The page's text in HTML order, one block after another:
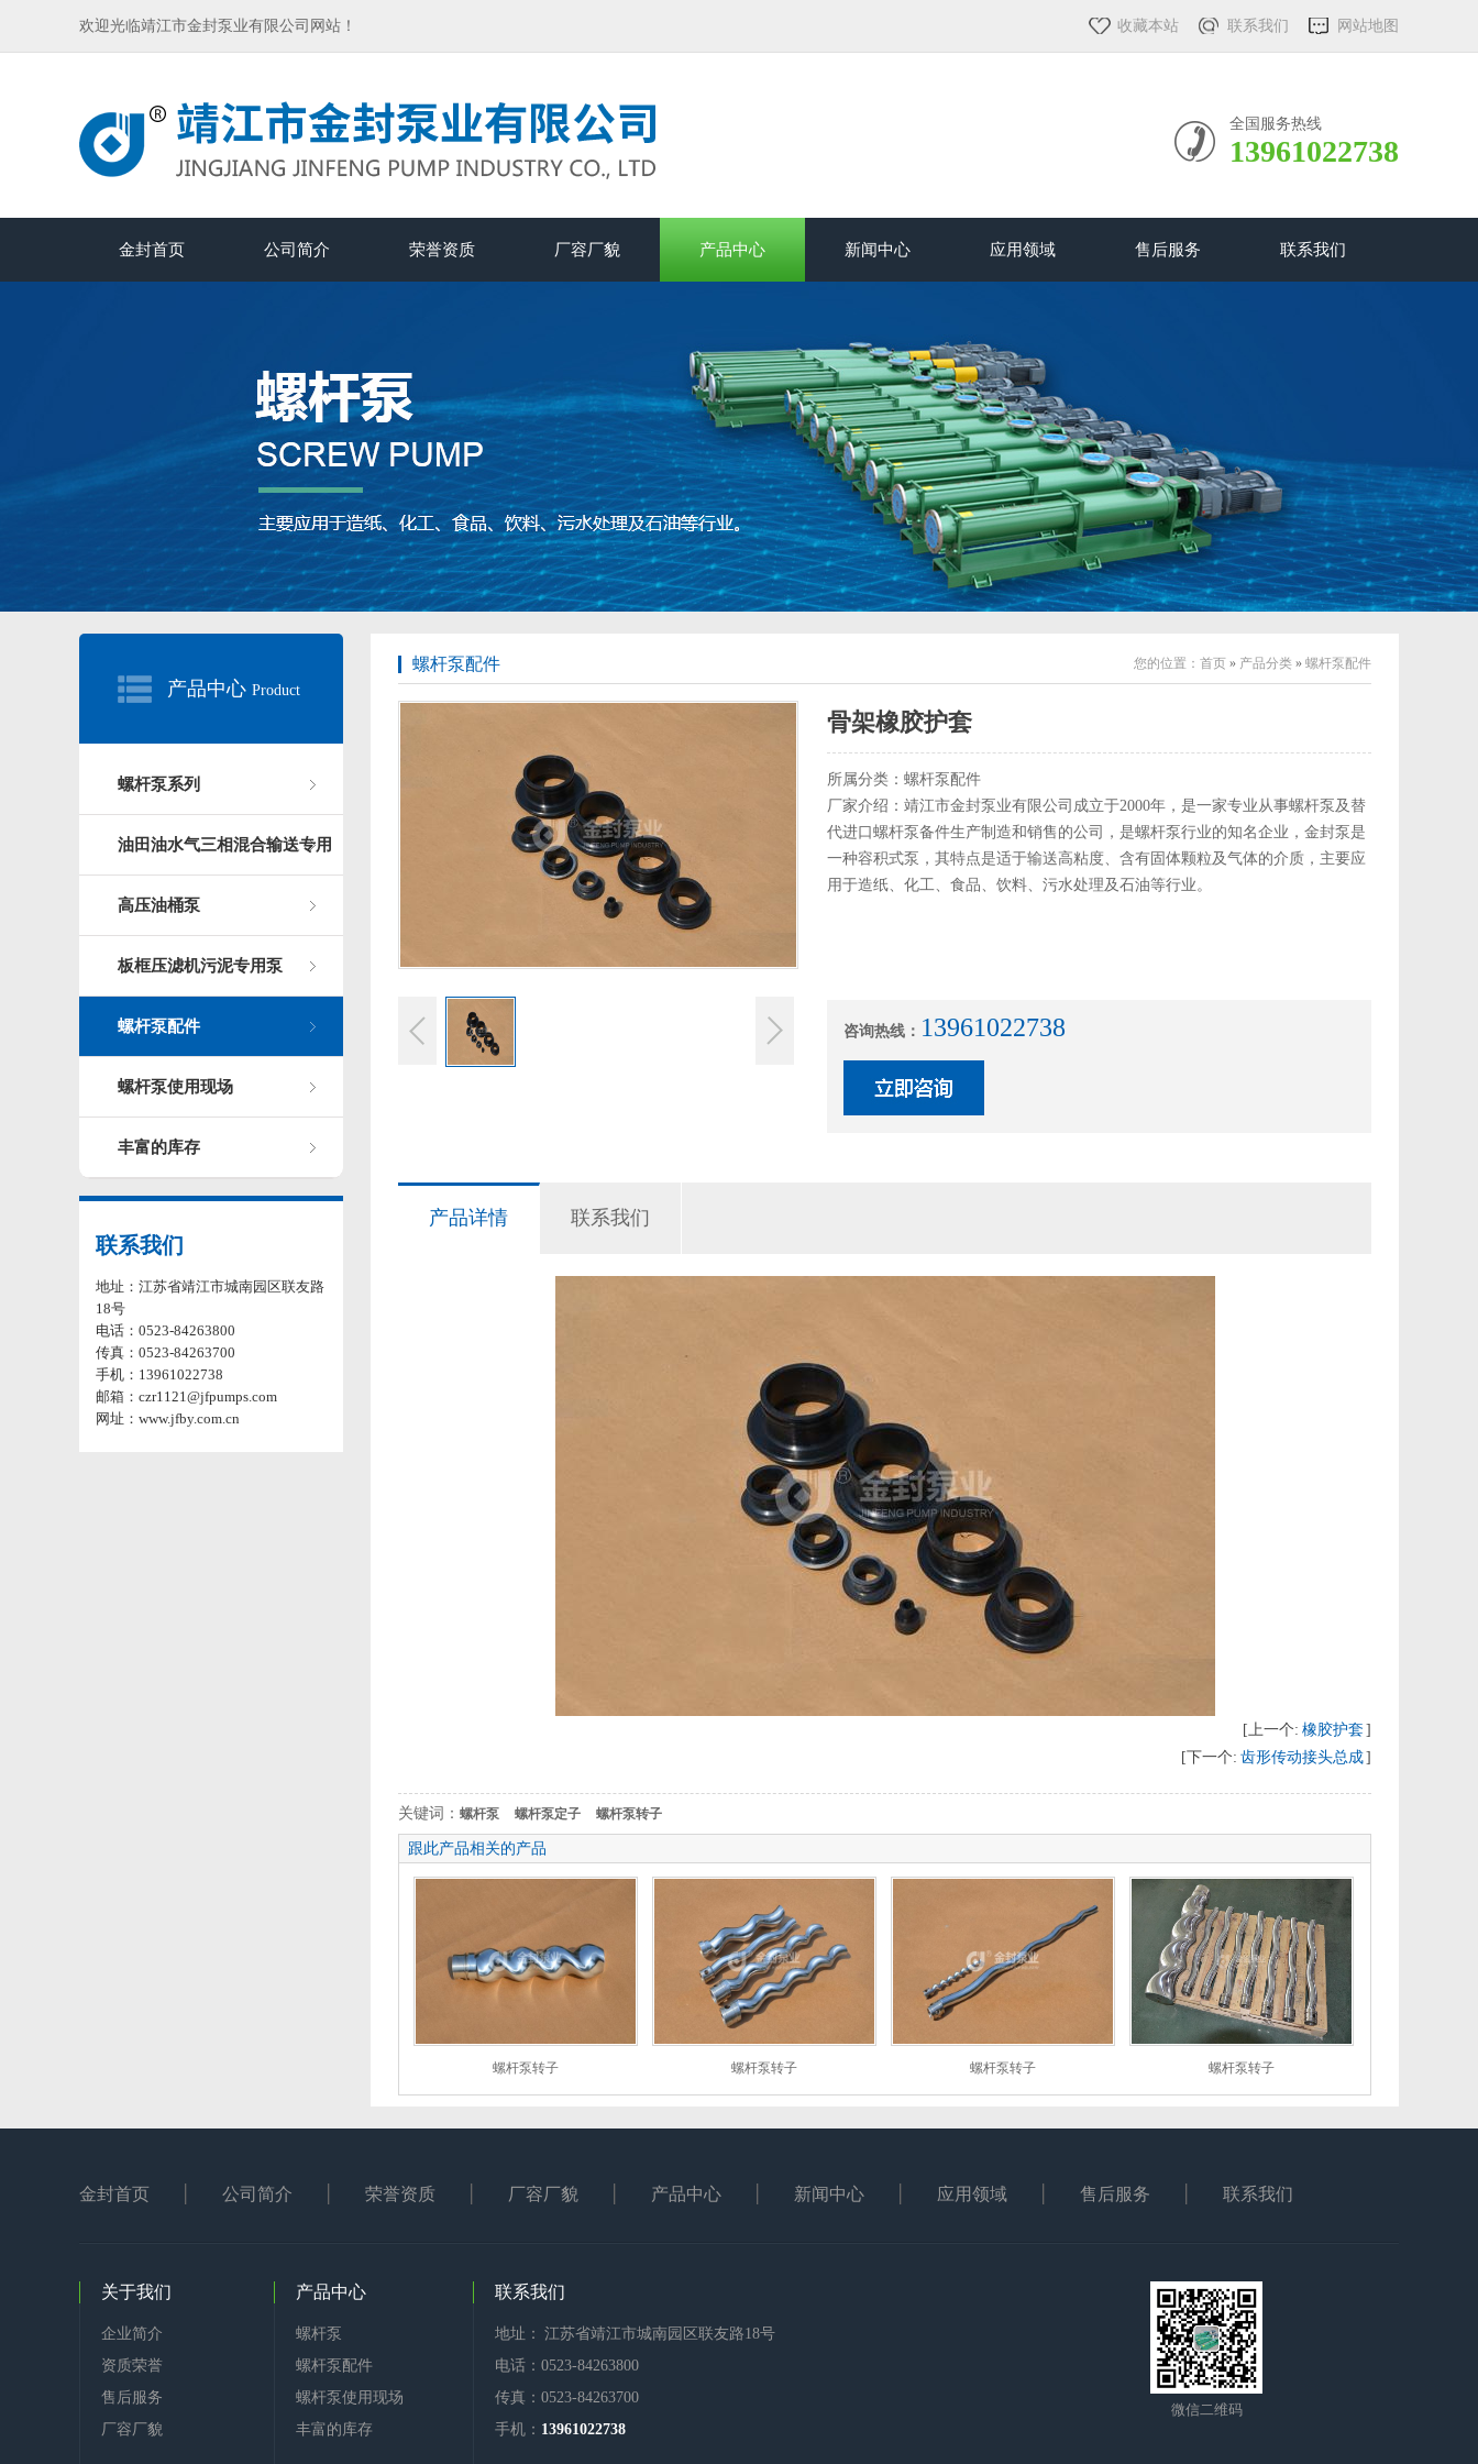
欢迎光临靖江市金封泵业有限公司网站！ 收藏本站 联系我们 网站地图
全国服务热线
13961022738
金封首页 公司简介 荣誉资质 厂容厂貌 产品中心 新闻中心 应用领域 售后服务 联系我们
产品中心 Product
螺杆泵系列
油田油水气三相混合输送专用
高压油桶泵
板框压滤机污泥专用泵
螺杆泵配件
螺杆泵使用现场
丰富的库存
联系我们
地址：江苏省靖江市城南园区联友路
18号
电话：0523-84263800
传真：0523-84263700
手机：13961022738
邮箱：czr1121@jfpumps.com
网址：www.jfby.com.cn
螺杆泵配件 您的位置： 首页 » 产品分类 » 螺杆泵配件
骨架橡胶护套
所属分类：螺杆泵配件
厂家介绍：靖江市金封泵业有限公司成立于2000年，是一家专业从事螺杆泵及替
代进口螺杆泵备件生产制造和销售的公司，是螺杆泵行业的知名企业，金封泵是
一种容积式泵，其特点是适于输送高粘度、含有固体颗粒及气体的介质，主要应
用于造纸、化工、食品、饮料、污水处理及石油等行业。
咨询热线： 13961022738
产品详情 联系我们
[上一个: 橡胶护套 ]
[下一个: 齿形传动接头总成]
关键词： 螺杆泵 螺杆泵定子 螺杆泵转子
跟此产品相关的产品
螺杆泵转子 螺杆泵转子 螺杆泵转子 螺杆泵转子
金封首页 公司简介 荣誉资质 厂容厂貌 产品中心 新闻中心 应用领域 售后服务 联系我们
关于我们
企业简介
资质荣誉
售后服务
厂容厂貌
产品中心
螺杆泵
螺杆泵配件
螺杆泵使用现场
丰富的库存
联系我们
地址： 江苏省靖江市城南园区联友路18号
电话：0523-84263800
传真：0523-84263700
手机： 13961022738
微信二维码